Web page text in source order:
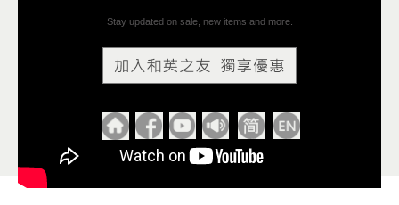
Stay updated on sale, new items and more.